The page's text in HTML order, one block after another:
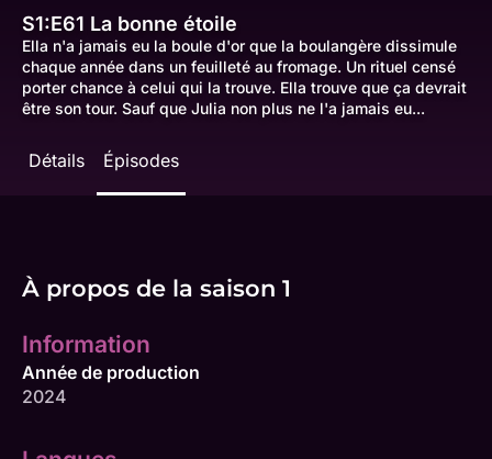
S1:E61 La bonne étoile
Ella n'a jamais eu la boule d'or que la boulangère dissimule
chaque année dans un feuilleté au fromage. Un rituel censé
porter chance à celui qui la trouve. Ella trouve que ça devrait
être son tour. Sauf que Julia non plus ne l'a jamais eu...
Détails Épisodes
À propos de la saison 1
Information
Année de production
2024